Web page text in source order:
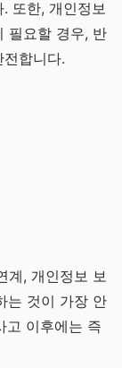
또한, 개인정보
필요할 경우, 반
합니다.
계, 개인정보 보
는 것이 가장 안
고 이후에는 즉